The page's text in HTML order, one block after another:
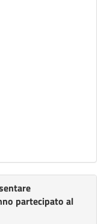
partecipato al